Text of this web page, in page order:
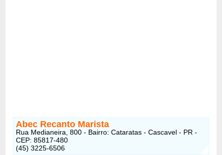
Abec Recanto Marista
Rua Medianeira, 800 - Bairro: Cataratas - Cascavel - PR -
CEP: 85817-480
(45) 3225-6506